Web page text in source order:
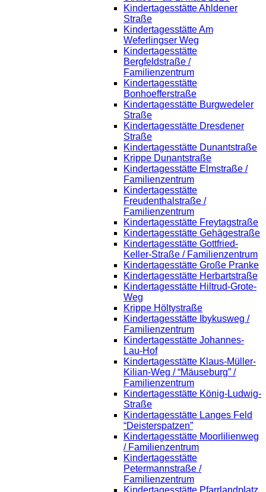
Kindertagesstätte Ahldener
Straße
Kindertagesstätte Am
Weferlingser Weg
Kindertagesstätte
Bergfeldstraße /
Familienzentrum
Kindertagesstätte
Bonhoefferstraße
Kindertagesstätte Burgwedeler
Straße
Kindertagesstätte Dresdener
Straße
Kindertagesstätte Dunantstraße
Krippe Dunantstraße
Kindertagesstätte Elmstraße /
Familienzentrum
Kindertagesstätte
Freudenthalstraße /
Familienzentrum
Kindertagesstätte Freytagstraße
Kindertagesstätte Gehägestraße
Kindertagesstätte Gottfried-
Keller-Straße / Familienzentrum
Kindertagesstätte Große Pranke
Kindertagesstätte Herbartstraße
Kindertagesstätte Hiltrud-Grote-
Weg
Krippe Höltystraße
Kindertagesstätte Ibykusweg /
Familienzentrum
Kindertagesstätte Johannes-
Lau-Hof
Kindertagesstätte Klaus-Müller-
Kilian-Weg / “Mäuseburg” /
Familienzentrum
Kindertagesstätte König-Ludwig-
Straße
Kindertagesstätte Langes Feld
“Deisterspatzen”
Kindertagesstätte Moorlilienweg
/ Familienzentrum
Kindertagesstätte
Petermannstraße /
Familienzentrum
Kindertagesstätte Pfarrlandplatz